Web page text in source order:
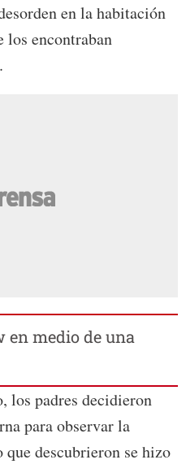
en la habitación
los encontraban
en medio de una
los padres decidieron
para observar la
descubrieron se hizo